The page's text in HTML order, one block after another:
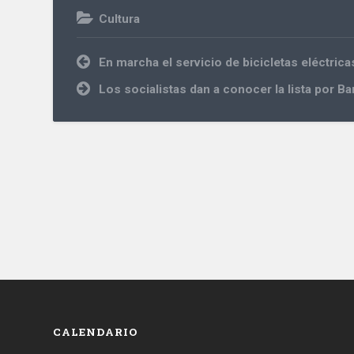
Cultura
Navegación
de
entradas
En marcha el servicio de bicicletas
Los socialistas dan a conocer la lista por
CALENDARIO